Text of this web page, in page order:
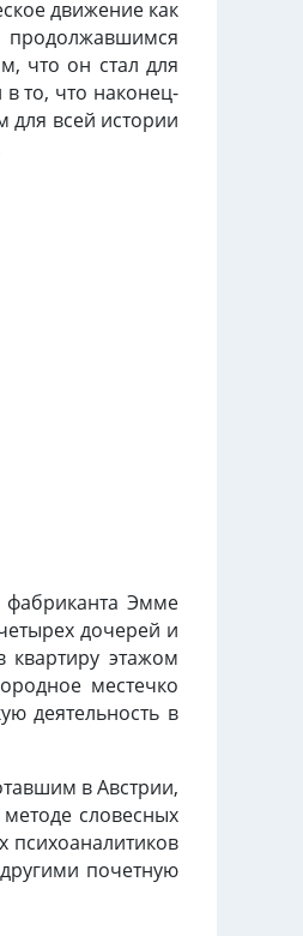
движение как
продолжавшимся
что он стал для
то, что наконец-
для всей истории
Эмме
дочерей и
квартиру этажом
местечко
деятельность в
в Австрии,
словесных
психоаналитиков
почетную